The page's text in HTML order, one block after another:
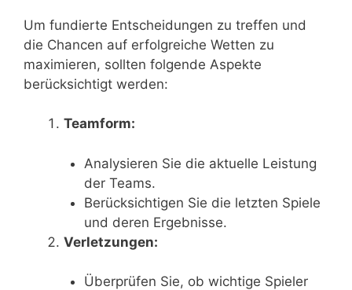
Um fundierte Entscheidungen zu treffen und
die Chancen auf erfolgreiche Wetten zu
maximieren, sollten folgende Aspekte
berücksichtigt werden:
Teamform:
Analysieren Sie die aktuelle Leistung
der Teams.
Berücksichtigen Sie die letzten Spiele
und deren Ergebnisse.
Verletzungen:
Überprüfen Sie, ob wichtige Spieler